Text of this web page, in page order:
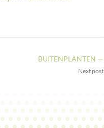
BUITENPLANTEN —
Next post